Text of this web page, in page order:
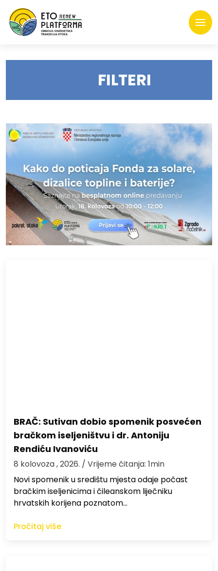
FILTERI
BRAČ: Sutivan dobio spomenik posvećen
bračkom iseljeništvu i dr. Antoniju
Rendiću Ivanoviću
8 kolovoza , 2026. / Vrijeme čitanja: 1min
Novi spomenik u središtu mjesta odaje počast
bračkim iseljenicima i čileanskom liječniku
hrvatskih korijena poznatom…
Pročitaj više